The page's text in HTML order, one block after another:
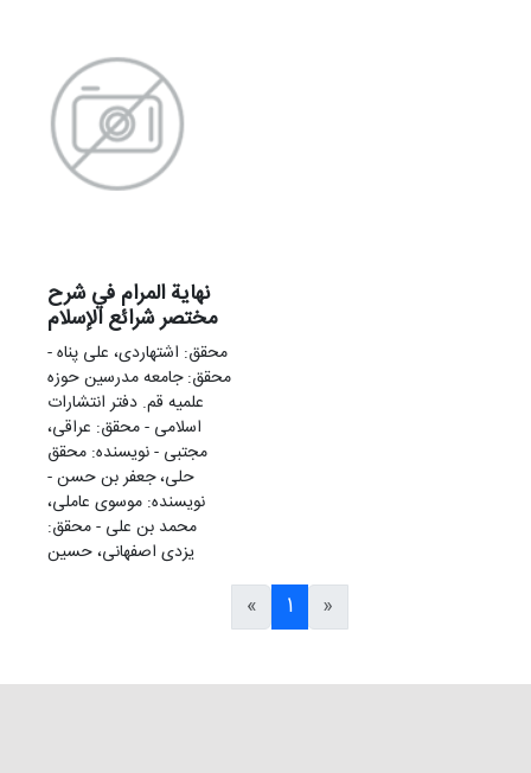
نهایة المرام في شرح
مختصر شرائع الإسلام
محقق: اشتهاردی، علی پناه -
محقق: جامعه مدرسین حوزه
علمیه قم. دفتر انتشارات
اسلامی - محقق: عراقی،
مجتبی - نویسنده: محقق
حلی، جعفر بن حسن -
نویسنده: موسوی عاملی،
محمد بن علی - محقق:
یزدی اصفهانی، حسین
« 1 »